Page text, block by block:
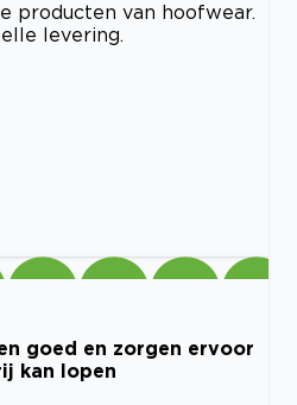
producten van hoofwear.
levering.
goed en zorgen ervoor
kan lopen